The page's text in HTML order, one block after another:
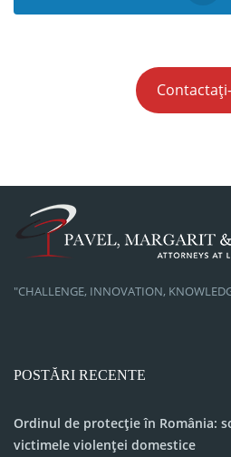
"CHALLENGE, INNOVATION,
POSTĂRI RECENTE
Ordinul de protecție în România:
victimele violenței domestice